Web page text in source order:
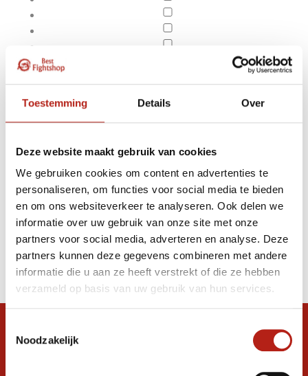
Toestemming Details Over
Deze website maakt gebruik van cookies
We gebruiken cookies om content en advertenties te
personaliseren, om functies voor social media te bieden
en om ons websiteverkeer te analyseren. Ook delen we
informatie over uw gebruik van onze site met onze
partners voor social media, adverteren en analyse. Deze
partners kunnen deze gegevens combineren met andere
informatie die u aan ze heeft verstrekt of die ze hebben
verzameld op basis van uw gebruik van hun services.
Noodzakelijk
Apply filters Metalen messen-tanto's
Producten
Filter